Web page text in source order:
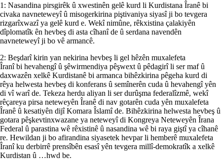
1: Nasandina pirsgirêk û xwestinên gelê kurd li Kurdistana Îranê bi
civaka navneteweyî û misogerkirina piştivaniya siyasî ji bo tevgera
rizgarîxwazî ya gelê kurd e. Wekî nimûne, rêkxistina çalakiyên
dîplomatîk ên hevbeş di asta cîhanî de û serdana navendên
navneteweyî ji bo vê armancê.
2: Beşdarî kirin yan nekirina hevbeş li gel hêzên muxalefeta
Îranî bi hevahengî û şêwirmendiya pêşwext û pêdagirî li ser maf û
daxwazên xelkê Kurdistanê bi armanca bihêzkirina pêgeha kurd di
rêya helwesta hevbeş di konferans û semînerên cuda û hevahengî yên
di vî warî de. Tekeza herdu aliyan li ser durûşma federalîzmê, wekî
rêçareya pirsa neteweyên Îranê di nav gotarên cuda yên muxalefeta
Îranê û kesatiyên dijî Komara Îslamî de. Bihêzkirina helwesta hevbeş û
gotara pêşkevtinxwazane ya neteweyî di Kongreya Neteweyên Îrana
Federal û parastina wê rêxistinê û nasandina wê bi raya giştî ya cîhanê
re. Hewildan ji bo afirandina siyasetek hevpar li hemberê muxalefeta
Îranî ku derbirrê prensîbên esasî yên tevgera millî-demokratîk a xelkê
Kurdistan û …hwd be.